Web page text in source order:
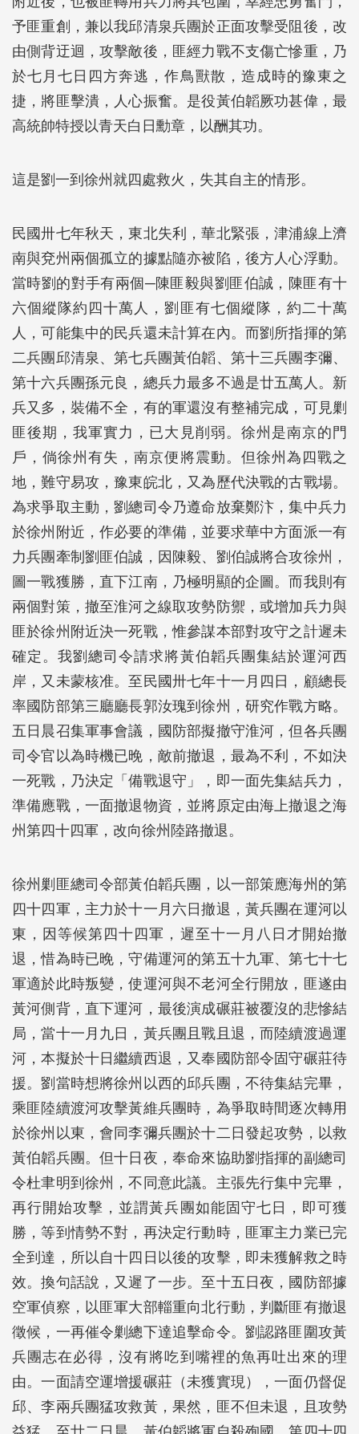
予匪重創，兼以我邱清泉兵團於正面攻擊受阻後，改
由側背迂迴，攻擊敵後，匪經力戰不支傷亡慘重，乃
於七月七日四方奔逃，作鳥獸散，造成時的豫東之
捷，將匪擊潰，人心振奮。是役黃伯韜厥功甚偉，最
高統帥特授以青天白日勳章，以酬其功。
這是劉一到徐州就四處救火，失其自主的情形。
民國卅七年秋天，東北失利，華北緊張，津浦線上濟
南與兗州兩個孤立的據點隨亦被陷，後方人心浮動。
當時劉的對手有兩個─陳匪毅與劉匪伯誠，陳匪有十
六個縱隊約四十萬人，劉匪有七個縱隊，約二十萬
人，可能集中的民兵還未計算在內。而劉所指揮的第
二兵團邱清泉、第七兵團黃伯韜、第十三兵團李彌、
第十六兵團孫元良，總兵力最多不過是廿五萬人。新
兵又多，裝備不全，有的軍還沒有整補完成，可見剿
匪後期，我軍實力，已大見削弱。徐州是南京的門
戶，倘徐州有失，南京便將震動。但徐州為四戰之
地，難守易攻，豫東皖北，又為歷代決戰的古戰場。
為求爭取主動，劉總司令乃遵命放棄鄭汴，集中兵力
於徐州附近，作必要的準備，並要求華中方面派一有
力兵團牽制劉匪伯誠，因陳毅、劉伯誠將合攻徐州，
圖一戰獲勝，直下江南，乃極明顯的企圖。而我則有
兩個對策，撤至淮河之線取攻勢防禦，或增加兵力與
匪於徐州附近決一死戰，惟參謀本部對攻守之計遲未
確定。我劉總司令請求將黃伯韜兵團集結於運河西
岸，又未蒙核准。至民國卅七年十一月四日，顧總長
率國防部第三廳廳長郭汝瑰到徐州，研究作戰方略。
五日晨召集軍事會議，國防部擬撤守淮河，但各兵團
司令官以為時機已晚，敵前撤退，最為不利，不如決
一死戰，乃決定「備戰退守」，即一面先集結兵力，
準備應戰，一面撤退物資，並將原定由海上撤退之海
州第四十四軍，改向徐州陸路撤退。
徐州剿匪總司令部黃伯韜兵團，以一部策應海州的第
四十四軍，主力於十一月六日撤退，黃兵團在運河以
東，因等候第四十四軍，遲至十一月八日才開始撤
退，惜為時已晚，守備運河的第五十九軍、第七十七
軍適於此時叛變，使運河與不老河全行開放，匪遂由
黃河側背，直下運河，最後演成碾莊被覆沒的悲慘結
局，當十一月九日，黃兵團且戰且退，而陸續渡過運
河，本擬於十日繼續西退，又奉國防部令固守碾莊待
援。劉當時想將徐州以西的邱兵團，不待集結完畢，
乘匪陸續渡河攻擊黃維兵團時，為爭取時間逐次轉用
於徐州以東，會同李彌兵團於十二日發起攻勢，以救
黃伯韜兵團。但十日夜，奉命來協助劉指揮的副總司
令杜聿明到徐州，不同意此議。主張先行集中完畢，
再行開始攻擊，並謂黃兵團如能固守七日，即可獲
勝，等到情勢不對，再決定行動時，匪軍主力業已完
全到達，所以自十四日以後的攻擊，即未獲解救之時
效。換句話說，又遲了一步。至十五日夜，國防部據
空軍偵察，以匪軍大部輜重向北行動，判斷匪有撤退
徵候，一再催令剿總下達追擊命令。劉認路匪圍攻黃
兵團志在必得，沒有將吃到嘴裡的魚再吐出來的理
由。一面請空運增援碾莊（未獲實現），一面仍督促
邱、李兩兵團猛攻救黃，果然，匪不但未退，且攻勢